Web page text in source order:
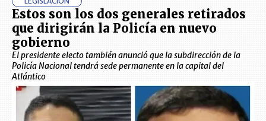
Estos son los dos generales retirados
que dirigirán la Policía en nuevo
gobierno
El presidente electo también anunció que la subdirección de la
Policía Nacional tendrá sede permanente en la capital del
Atlántico